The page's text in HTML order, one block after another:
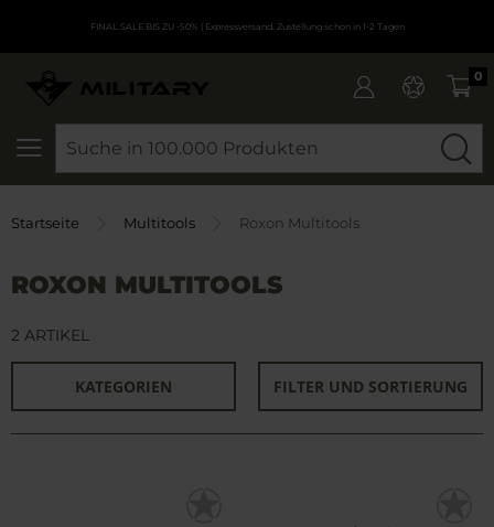
FINAL SALE BIS ZU -50% | Expressversand. Zustellung schon in 1-2 Tagen
0
Startseite Multitools Roxon Multitools
ROXON MULTITOOLS
KATEGORIEN FILTER UND SORTIERUNG
2 ARTIKEL